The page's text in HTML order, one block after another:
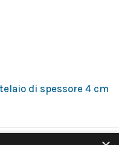
di spessore 4 cm